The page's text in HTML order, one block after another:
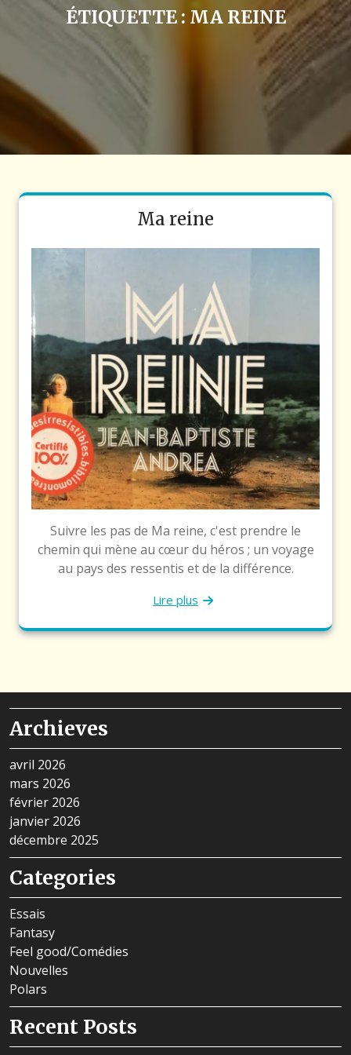
ÉTIQUETTE : MA REINE
Ma reine
Suivre les pas de Ma reine, c'est prendre le
chemin qui mène au cœur du héros ; un voyage
au pays des ressentis et de la différence.
Lire plus
Archieves
avril 2026
mars 2026
février 2026
janvier 2026
décembre 2025
Categories
Essais
Fantasy
Feel good/Comédies
Nouvelles
Polars
Recent Posts